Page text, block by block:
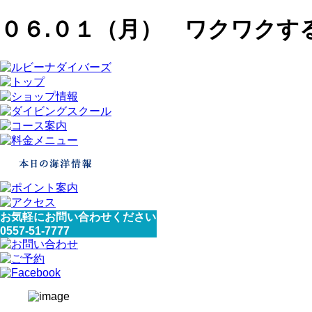
０６.０１（月） ワクワクす
お気軽にお問い合わせください
0557-51-7777